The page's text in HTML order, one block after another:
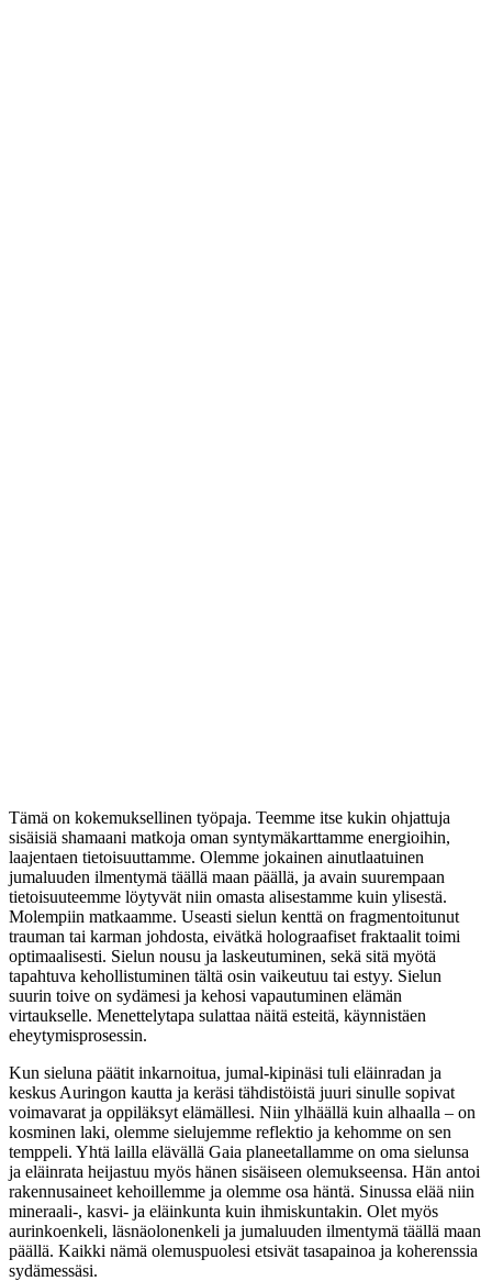
Tämä on kokemuksellinen työpaja. Teemme itse kukin ohjattuja
sisäisiä shamaani matkoja oman syntymäkarttamme energioihin,
laajentaen tietoisuuttamme. Olemme jokainen ainutlaatuinen
jumaluuden ilmentymä täällä maan päällä, ja avain suurempaan
tietoisuuteemme löytyvät niin omasta alisestamme kuin ylisestä.
Molempiin matkaamme. Useasti sielun kenttä on fragmentoitunut
trauman tai karman johdosta, eivätkä holograafiset fraktaalit toimi
optimaalisesti. Sielun nousu ja laskeutuminen, sekä sitä myötä
tapahtuva kehollistuminen tältä osin vaikeutuu tai estyy. Sielun
suurin toive on sydämesi ja kehosi vapautuminen elämän
virtaukselle. Menettelytapa sulattaa näitä esteitä, käynnistäen
eheytymisprosessin.
Kun sieluna päätit inkarnoitua, jumal-kipinäsi tuli eläinradan ja
keskus Auringon kautta ja keräsi tähdistöistä juuri sinulle sopivat
voimavarat ja oppiläksyt elämällesi. Niin ylhäällä kuin alhaalla – on
kosminen laki, olemme sielujemme reflektio ja kehomme on sen
temppeli. Yhtä lailla elävällä Gaia planeetallamme on oma sielunsa
ja eläinrata heijastuu myös hänen sisäiseen olemukseensa. Hän antoi
rakennusaineet kehoillemme ja olemme osa häntä. Sinussa elää niin
mineraali-, kasvi- ja eläinkunta kuin ihmiskuntakin. Olet myös
aurinkoenkeli, läsnäolonenkeli ja jumaluuden ilmentymä täällä maan
päällä. Kaikki nämä olemuspuolesi etsivät tasapainoa ja koherenssia
sydämessäsi.